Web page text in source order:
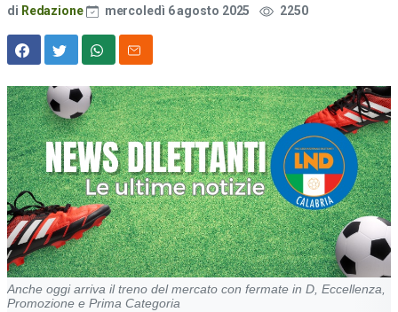
di Redazione mercoledì 6 agosto 2025 2250
Anche oggi arriva il treno del mercato con fermate in D, Eccellenza,
Promozione e Prima Categoria